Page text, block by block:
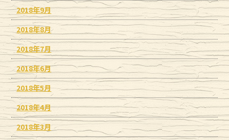
2018年9月
2018年8月
2018年7月
2018年6月
2018年5月
2018年4月
2018年3月